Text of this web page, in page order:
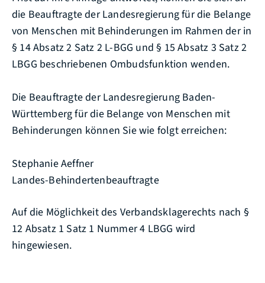
die Beauftragte der Landesregierung für die Belange
von Menschen mit Behinderungen im Rahmen der in
§ 14 Absatz 2 Satz 2 L-BGG und § 15 Absatz 3 Satz 2
LBGG beschriebenen Ombudsfunktion wenden.
Die Beauftragte der Landesregierung Baden-
Württemberg für die Belange von Menschen mit
Behinderungen können Sie wie folgt erreichen:
Stephanie Aeffner
Landes-Behindertenbeauftragte
Auf die Möglichkeit des Verbandsklagerechts nach §
12 Absatz 1 Satz 1 Nummer 4 LBGG wird
hingewiesen.